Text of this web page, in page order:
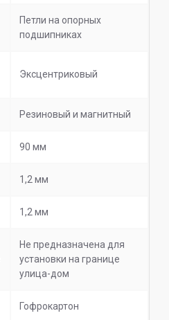
Петли на опорных
подшипниках
Эксцентриковый
Резиновый и магнитный
90 мм
1,2 мм
1,2 мм
Не предназначена для
установки на границе
улица-дом
Гофрокартон